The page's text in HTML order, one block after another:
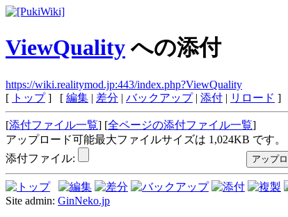
ViewQualityへの添付
https://wiki.realitymod.jp:443/index.php?ViewQuality
[ トップ] [ 編集 | 差分 | バックアップ| 添付 | リロード ]
[添付ファイル一覧] [全ページの添付ファイル一覧]
アップロード可能最大ファイルサイズは 1,024KB です。
添付ファイル:
Site admin: GinNeko.jp